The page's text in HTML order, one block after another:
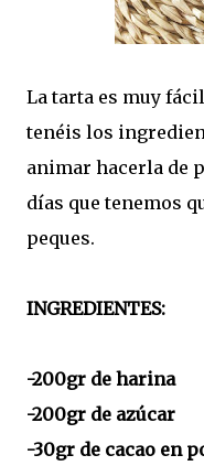
La tarta es muy
tenéis los
animar hacerla de
días que tenemos
peques.
INGREDIENTES:
-200gr de harina
-200gr de azúcar
-30gr de cacao en